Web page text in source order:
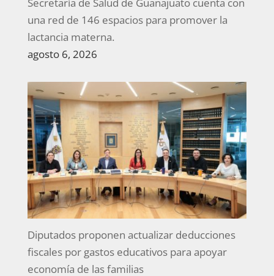
Secretaría de Salud de Guanajuato cuenta con
una red de 146 espacios para promover la
lactancia materna.
agosto 6, 2026
Diputados proponen actualizar deducciones
fiscales por gastos educativos para apoyar
economía de las familias